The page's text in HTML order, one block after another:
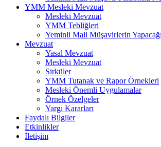
YMM Mesleki Mevzuat
Mesleki Mevzuat
YMM Tebliğleri
Yeminli Mali Müşavirlerin
Mevzuat
Yasal Mevzuat
Mesleki Mevzuat
Sirküler
YMM Tutanak ve Rapor Örnekleri
Mesleki Önemli Uygulamalar
Örnek Özelgeler
Yargı Kararları
Faydalı Bilgiler
Etkinlikler
İletişim